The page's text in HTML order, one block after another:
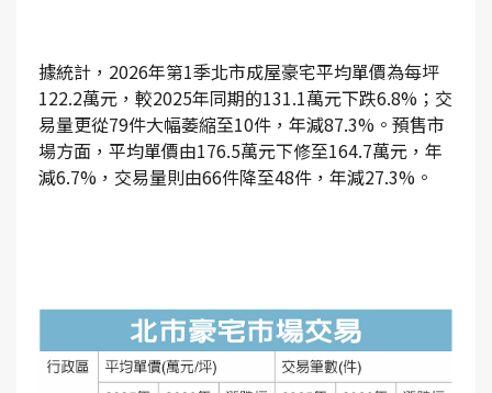
據統計，2026年第1季北市成屋豪宅平均單價為每坪
122.2萬元，較2025年同期的131.1萬元下跌6.8%；交
易量更從79件大幅萎縮至10件，年減87.3%。預售市
場方面，平均單價由176.5萬元下修至164.7萬元，年
減6.7%，交易量則由66件降至48件，年減27.3%。